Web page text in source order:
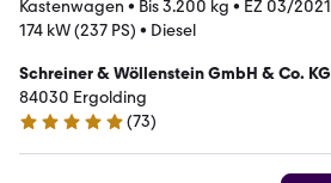
Kastenwagen • Bis 3.200 kg • EZ 03/2021
174 kW (237 PS) • Diesel
Schreiner & Wöllenstein GmbH & Co. KG
84030 Ergolding
4.9 Sterne
(73)